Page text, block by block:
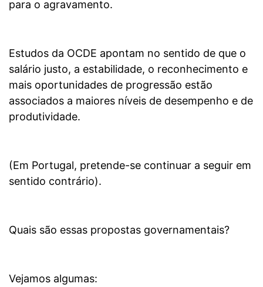
para o agravamento.
Estudos da OCDE apontam no sentido de que o
salário justo, a estabilidade, o reconhecimento e
mais oportunidades de progressão estão
associados a maiores níveis de desempenho e de
produtividade.
(Em Portugal, pretende-se continuar a seguir em
sentido contrário).
Quais são essas propostas governamentais?
Vejamos algumas: